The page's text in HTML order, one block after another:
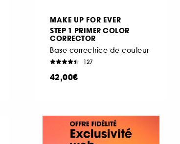
MAKE UP FOR EVER
STEP 1 PRIMER COLOR
CORRECTOR
Base correctrice de couleur
127
42,00€